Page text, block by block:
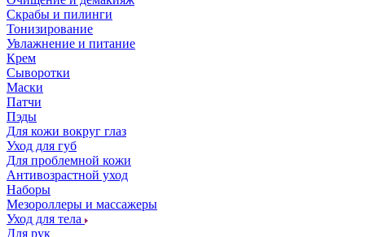
Скрабы и пилинги
Тонизирование
Увлажнение и питание
Крем
Сыворотки
Маски
Патчи
Пэды
Для кожи вокруг глаз
Уход для губ
Для проблемной кожи
Антивозрастной уход
Наборы
Мезороллеры и массажеры
Уход для тела
Для рук